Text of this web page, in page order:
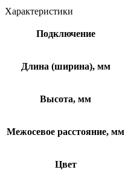
Характеристики
Подключение
Длина (ширина), мм
Высота, мм
Межосевое расстояние, мм
Цвет